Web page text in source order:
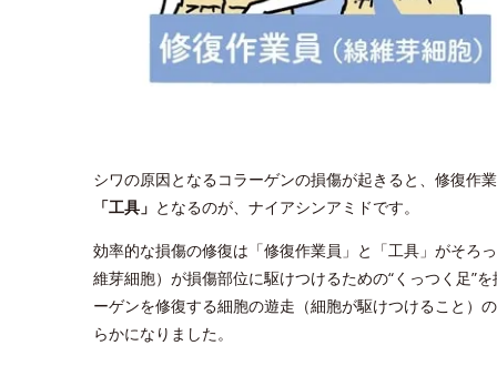
シワの原因となるコラーゲンの損傷が起きると、修復作
「工具」 となるのが、ナイアシンアミドです。
効率的な損傷の修復は「修復作業員」と「工具」がそろ
維芽細胞）が損傷部位に駆けつけるための“くっつく足”
ーゲンを修復する細胞の遊走（細胞が駆けつけること）
らかになりました。